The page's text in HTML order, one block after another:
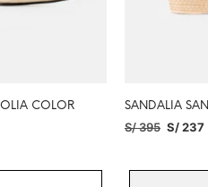
COLOR
SANDALIA
S/395 S/237